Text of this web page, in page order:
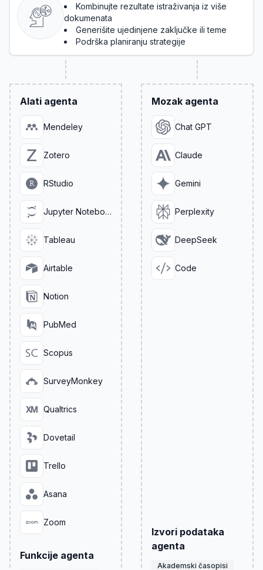
Kombinujte rezultate istraživanja iz više
dokumenata
Generišite ujedinjene zaključke ili teme
Podrška planiranju strategije
Alati agenta
Mendeley
Zotero
RStudio
Jupyter Notebook
Tableau
Airtable
Notion
PubMed
Scopus
SurveyMonkey
Qualtrics
Dovetail
Trello
Asana
Zoom
Funkcije agenta
Mozak agenta
Chat GPT
Claude
Gemini
Perplexity
DeepSeek
Code
Izvori podataka
agenta
Akademski časopisi